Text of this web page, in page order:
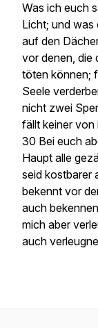
Was ich euch
Licht; und was
auf den
vor denen, die
töten können;
Seele
nicht zwei
fällt keiner von
30 Bei euch
Haupt alle
seid kostbarer
bekennt vor
auch
mich aber
auch